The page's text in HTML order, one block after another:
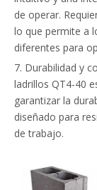
de operar.
lo que permite a
diferentes para
7. Durabilidad y
ladrillos QT4-40
garantizar la
diseñado para
de trabajo.